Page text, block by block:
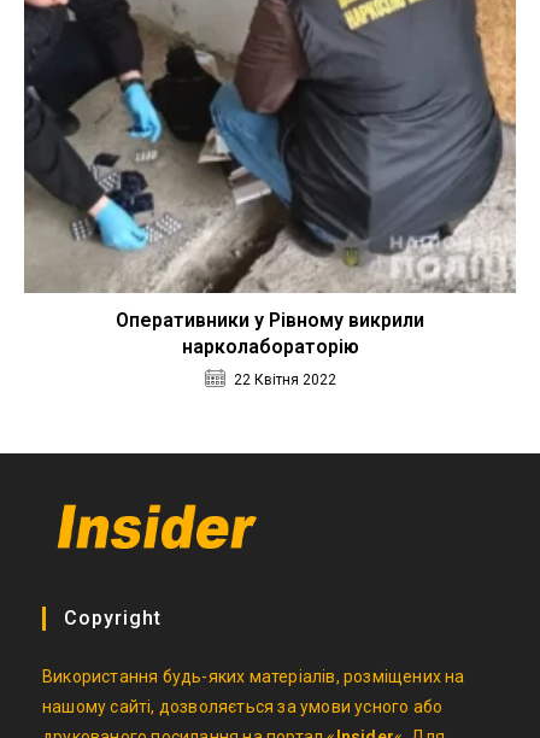
Оперативники у Рівному викрили
нарколабораторію
22 Квітня 2022
Copyright
Використання будь-яких матеріалів, розміщених на
нашому сайті, дозволяється за умови усного або